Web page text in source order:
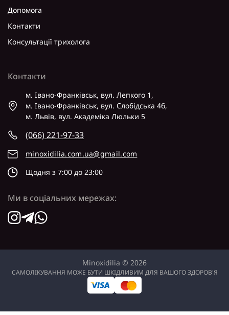
Допомога
Контакти
Консультації трихолога
Контакти
м. Івано-Франківськ, вул. Лепкого 1,
м. Івано-Франківськ, вул. Слобідська 4б,
м. Львів, вул. Академіка Люльки 5
(066) 221-97-33
minoxidilia.com.ua@gmail.com
Щодня з 7:00 до 23:00
Ми в соціальних мережах:
Minoxidilia © 2026
САМОЛІКУВАННЯ МОЖЕ БУТИ ШКІДЛИВИМ ДЛЯ ВАШОГО ЗДОРОВ'Я